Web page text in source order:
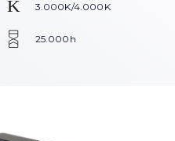
3.000K/4.000K
25.000h